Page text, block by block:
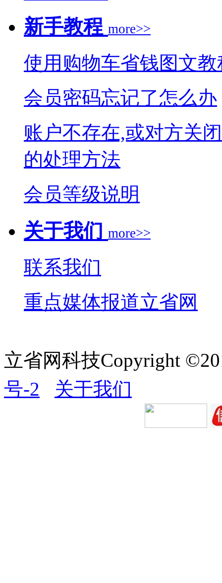
新手教程 more>>
使用购物车省钱图文教
会员密码忘记了怎么办
账户不存在,或对方关
的处理方法
会员等级说明
关于我们 more>>
联系我们
重点媒体报道立省网
立省网科技Copyright
号-2
关于我们